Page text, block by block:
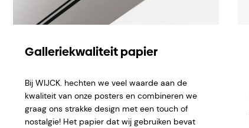
Galleriekwaliteit papier
Bij WIJCK. hechten we veel waarde aan de
kwaliteit van onze posters en combineren we
graag ons strakke design met een touch of
nostalgie! Het papier dat wij gebruiken bevat